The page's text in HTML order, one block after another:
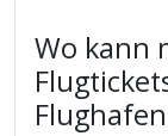
Wo kann